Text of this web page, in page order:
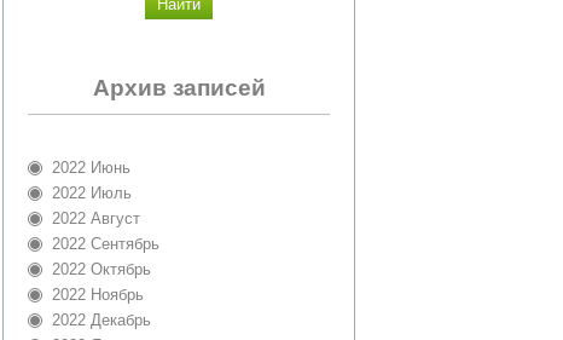
Архив записей
2022 Июнь
2022 Июль
2022 Август
2022 Сентябрь
2022 Октябрь
2022 Ноябрь
2022 Декабрь